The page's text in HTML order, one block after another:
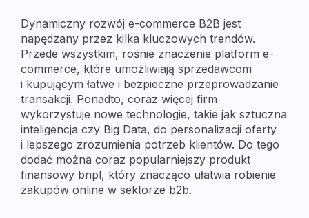
Dynamiczny rozwój e-commerce B2B jest
napędzany przez kilka kluczowych trendów.
Przede wszystkim, rośnie znaczenie platform e-
commerce, które umożliwiają sprzedawcom
i kupującym łatwe i bezpieczne przeprowadzanie
transakcji. Ponadto, coraz więcej firm
wykorzystuje nowe technologie, takie jak sztuczna
inteligencja czy Big Data, do personalizacji oferty
i lepszego zrozumienia potrzeb klientów. Do tego
dodać można coraz popularniejszy produkt
finansowy bnpl, który znacząco ułatwia robienie
zakupów online w sektorze b2b.